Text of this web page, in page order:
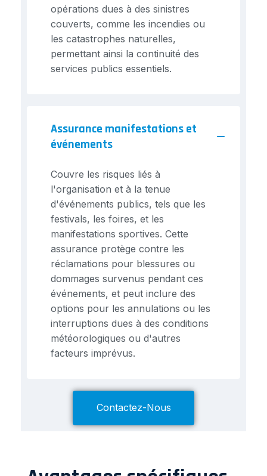
opérations dues à des sinistres
couverts, comme les incendies ou
les catastrophes naturelles,
permettant ainsi la continuité des
services publics essentiels.
Assurance manifestations et
événements
Couvre les risques liés à
l'organisation et à la tenue
d'événements publics, tels que les
festivals, les foires, et les
manifestations sportives. Cette
assurance protège contre les
réclamations pour blessures ou
dommages survenus pendant ces
événements, et peut inclure des
options pour les annulations ou les
interruptions dues à des conditions
météorologiques ou d'autres
facteurs imprévus.
Contactez-Nous